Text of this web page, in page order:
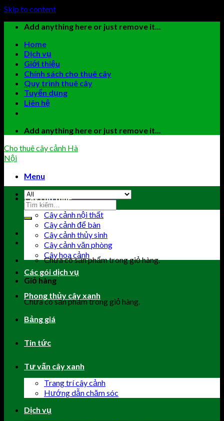
Skip to content
Add anything here or just remove it...
Home
Dịch vụ
Giới thiệu
Chính sách cho thuê cây
Quy trình thuê cây
Tuyển dụng
Liên hệ
Add anything here or just remove it...
Cho thuê cây cảnh Hà
Nội
Menu
Chưa có sản phẩm trong giỏ hàng.
Giỏ hàng
Chưa có sản phẩm trong giỏ hàng.
Cây cho thuê
Cây cảnh nội thất
Cây cảnh để bàn
Cây cảnh thủy sinh
Cây cảnh văn phòng
Cây hoa cảnh
Các gói dịch vụ
Phong thủy cây xanh
Bảng giá
Tin tức
Tư vấn cây xanh
Trang trí cây cảnh
Hướng dẫn chăm sóc
Dịch vụ